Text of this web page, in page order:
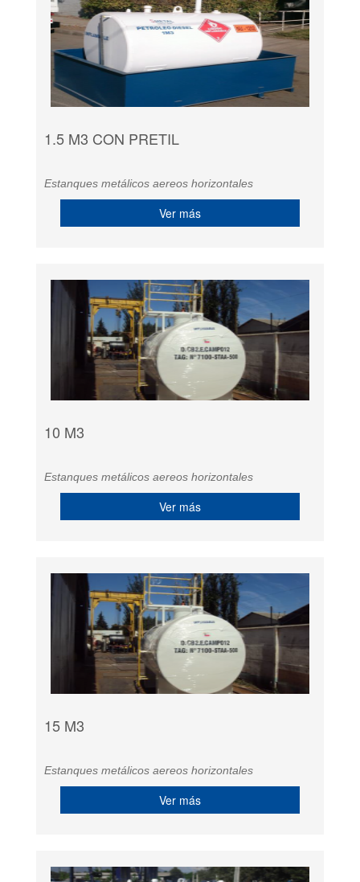
1.5 M3 CON PRETIL
Estanques metálicos aereos horizontales
Ver más
10 M3
Estanques metálicos aereos horizontales
Ver más
15 M3
Estanques metálicos aereos horizontales
Ver más